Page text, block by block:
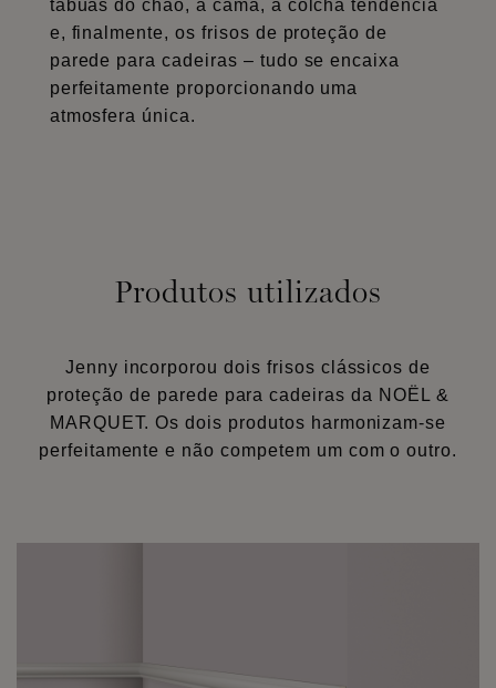
tábuas do chão, a cama, a colcha tendência
e, finalmente, os frisos de proteção de
parede para cadeiras – tudo se encaixa
perfeitamente proporcionando uma
atmosfera única.
Produtos utilizados
Jenny incorporou dois frisos clássicos de
proteção de parede para cadeiras da NOËL &
MARQUET. Os dois produtos harmonizam-se
perfeitamente e não competem um com o outro.